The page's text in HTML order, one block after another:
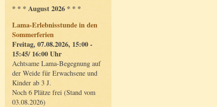
* * * August 2026 * * *
Lama-Erlebnisstunde in den
Sommerferien
Freitag, 07.08.2026, 15:00 -
15:45/ 16:00 Uhr
Achtsame Lama-Begegnung auf
der Weide für Erwachsene und
Kinder ab 3 J.
Noch 6 Plätze frei (Stand vom
03.08.2026)